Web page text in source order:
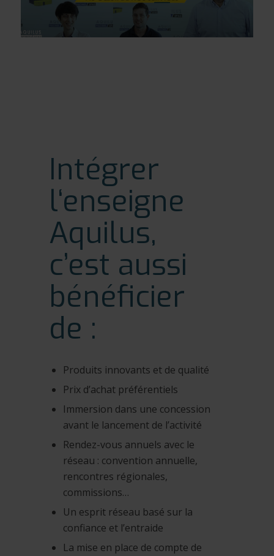
Intégrer
l‘enseigne
Aquilus,
c’est aussi
bénéficier
de :
Produits innovants et de qualité
Prix d’achat préférentiels
Immersion dans une concession
avant le lancement de l’activité
Rendez-vous annuels avec le
réseau : convention annuelle,
rencontres régionales,
commissions…
Un esprit réseau basé sur la
confiance et l’entraide
La mise en place de compte de